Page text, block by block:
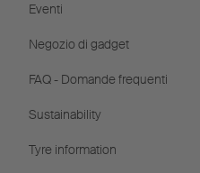
Eventi
Negozio di gadget
FAQ - Domande frequenti
Sustainability
Tyre information